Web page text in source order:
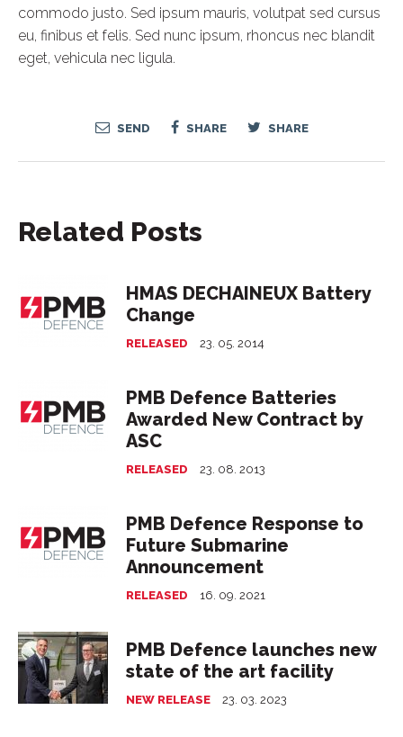
commodo justo. Sed ipsum mauris, volutpat sed cursus
eu, finibus et felis. Sed nunc ipsum, rhoncus nec blandit
eget, vehicula nec ligula.
SEND SHARE SHARE
Related Posts
HMAS DECHAINEUX Battery
Change
RELEASED 23. 05. 2014
PMB Defence Batteries
Awarded New Contract by
ASC
RELEASED 23. 08. 2013
PMB Defence Response to
Future Submarine
Announcement
RELEASED 16. 09. 2021
PMB Defence launches new
state of the art facility
NEW RELEASE 23. 03. 2023